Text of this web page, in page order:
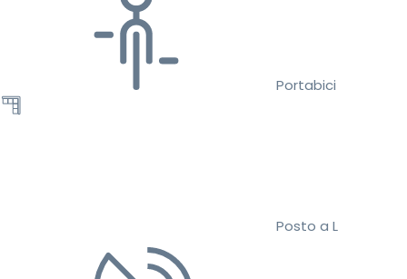
Portabici
Posto a L